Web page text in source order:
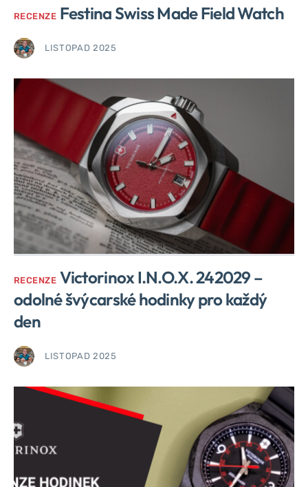
RECENZE Festina Swiss Made Field Watch
LISTOPAD 2025
RECENZE Victorinox I.N.O.X. 242029 –
odolné švýcarské hodinky pro každý
den
LISTOPAD 2025